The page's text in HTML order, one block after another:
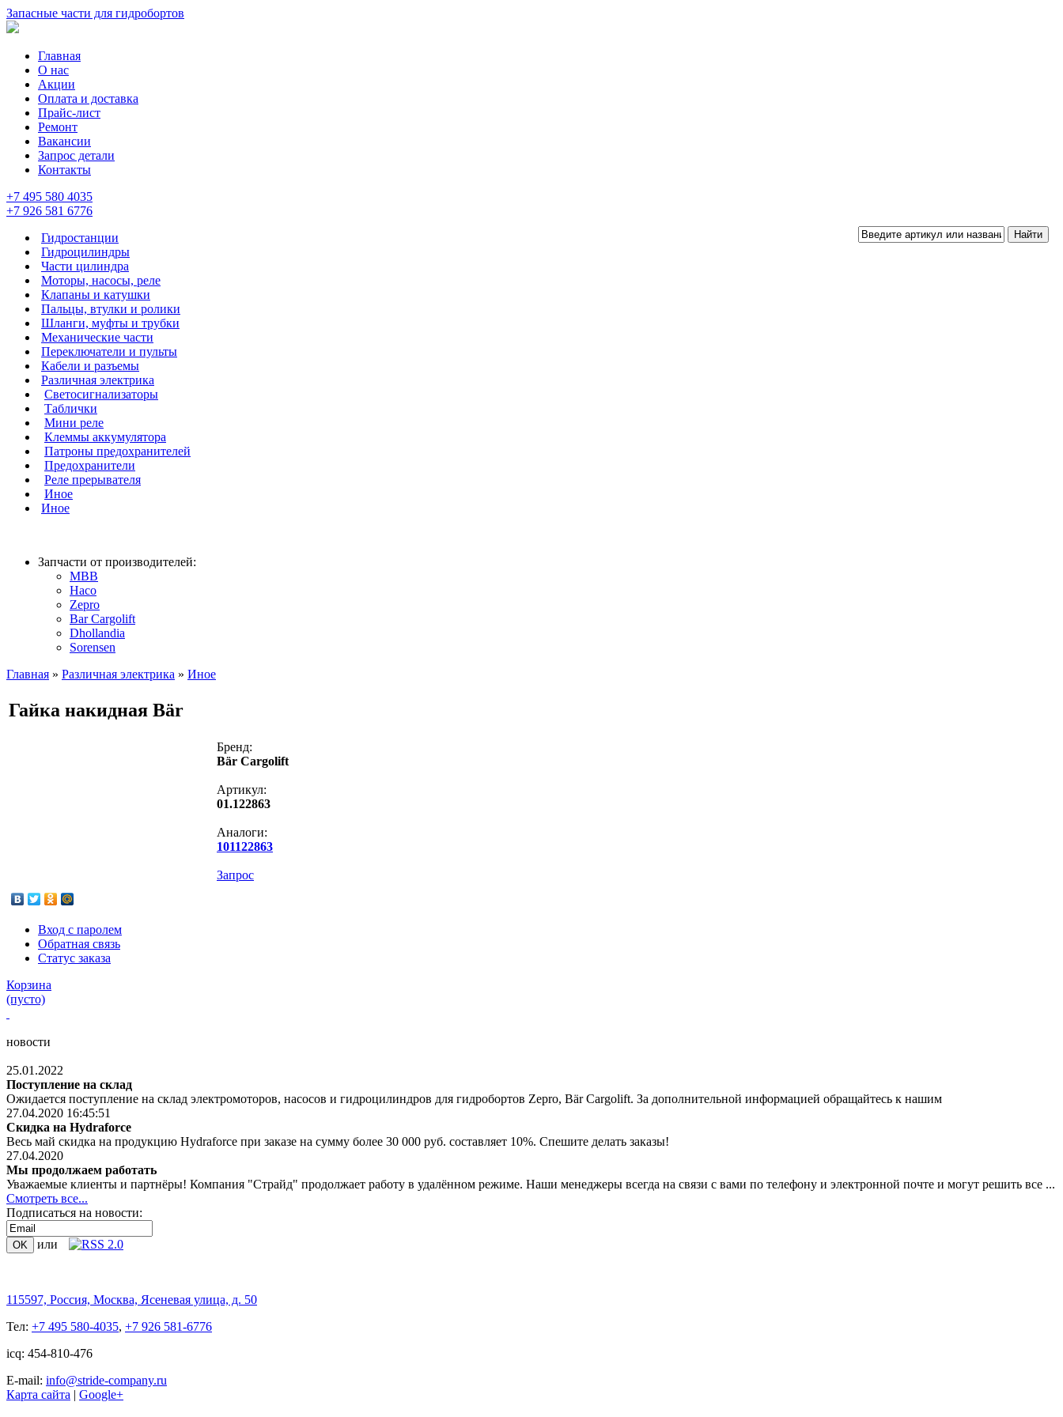
Запасные части для гидробортов
Главная
О нас
Акции
Оплата и доставка
Прайс-лист
Ремонт
Вакансии
Запрос детали
Контакты
+7 495 580 4035
+7 926 581 6776
Гидростанции
Гидроцилиндры
Части цилиндра
Моторы, насосы, реле
Клапаны и катушки
Пальцы, втулки и ролики
Шланги, муфты и трубки
Механические части
Переключатели и пульты
Кабели и разъемы
Различная электрика
Светосигнализаторы
Таблички
Мини реле
Клеммы аккумулятора
Патроны предохранителей
Предохранители
Реле прерывателя
Иное
Иное
Запчасти от производителей:
MBB
Haco
Zepro
Bar Cargolift
Dhollandia
Sorensen
Главная » Различная электрика » Иное
Гайка накидная Bär
Бренд:
Bär Cargolift
Артикул:
01.122863
Аналоги:
101122863
Запрос
Вход с паролем
Обратная связь
Статус заказа
Корзина
(пусто)
новости
25.01.2022
Поступление на склад
Ожидается поступление на склад электромоторов, насосов и гидроцилиндров для гидробортов Zepro, Bär Cargolift. За дополнительной информацией обращайтесь к нашим
27.04.2020 16:45:51
Скидка на Hydraforce
Весь май скидка на продукцию Hydraforce при заказе на сумму более 30 000 руб. составляет 10%. Спешите делать заказы!
27.04.2020
Мы продолжаем работать
Уважаемые клиенты и партнёры! Компания "Страйд" продолжает работу в удалённом режиме. Наши менеджеры всегда на связи с вами по телефону и электронной почте и могут решить все ...
Смотреть все...
Подписаться на новости:
или
115597, Россия, Москва, Ясеневая улица, д. 50
Тел: +7 495 580-4035, +7 926 581-6776
icq: 454-810-476
Е-mail: info@stride-company.ru
Карта сайта | Google+